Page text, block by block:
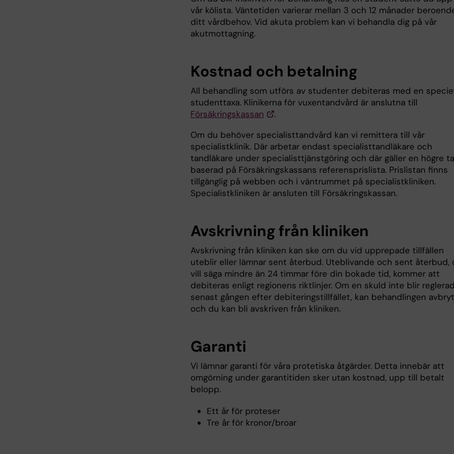
vår kölista. Väntetiden varierar mellan 3 och 12 månader
ditt vårdbehov. Vid akuta problem kan vi behandla dig på vår
akutmottagning.
Kostnad och betalning
All behandling som utförs av studenter debiteras med en
studenttaxa. Klinikerna för vuxentandvård är anslutna till
Försäkringskassan
.
Om du behöver specialisttandvård kan vi remittera till vår
specialistklinik. Där arbetar endast specialisttandläkare och
tandläkare under specialisttjänstgöring och där gäller en högre
baserad på Försäkringskassans referensprislista. Prislistan finns
tillgänglig på webben och i väntrummet på specialistkliniken.
Specialistkliniken är ansluten till Försäkringskassan.
Avskrivning från kliniken
Avskrivning från kliniken kan ske om du vid upprepade tillfällen
uteblir eller lämnar sent återbud. Uteblivande och sent återbud,
vill säga mindre än 24 timmar före din bokade tid, kommer att
debiteras enligt regionens riktlinjer. Om en skuld inte blir reglerad
senast gången efter debiteringstillfället, kan behandlingen
och du kan bli avskriven från kliniken.
Garanti
Vi lämnar garanti för våra protetiska åtgärder. Detta innebär att
omgörning under garantitiden sker utan kostnad, upp till betalt
belopp.
Ett år för proteser
Tre år för kronor/broar